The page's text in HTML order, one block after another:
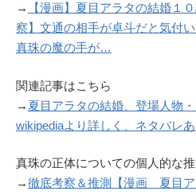
→
【漫画】夏目アラタの結婚１
察】文通の相手が卓斗だと気付
真珠の魔の手が…
関連記事はこちら
→ 夏目アラタの結婚、登場人物
wikipediaより詳しく、ネタバレあ
真珠の正体についての個人的な
→徹底考察＆推測【漫画 夏目